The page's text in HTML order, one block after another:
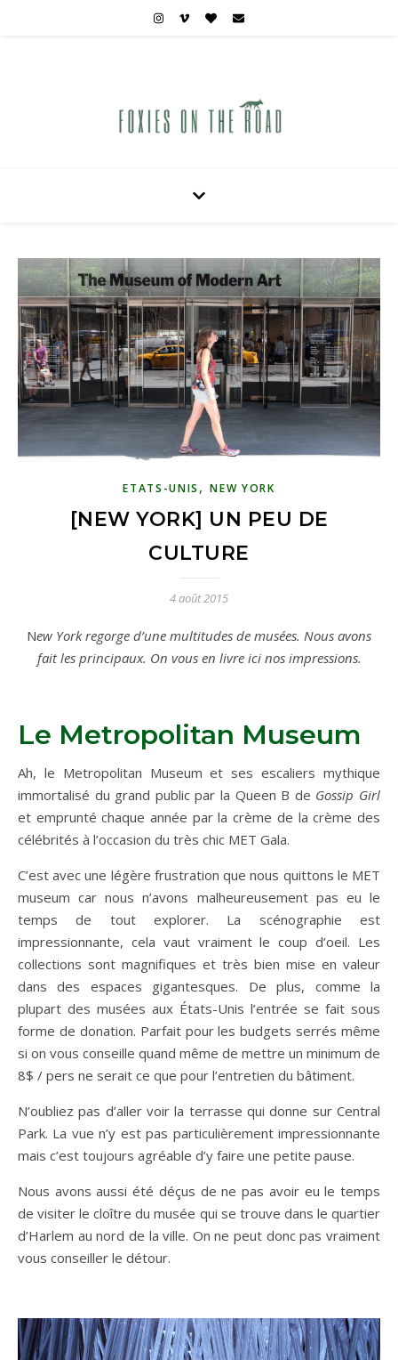
ETATS-UNIS ,NEW YORK
[NEW YORK] UN PEU DE
CULTURE
4 août 2015
New York regorge d’une multitudes de musées. Nous avons
fait les principaux. On vous en livre ici nos impressions.
Le Metropolitan Museum
Ah, le Metropolitan Museum et ses escaliers mythique
immortalisé du grand public par la Queen B de Gossip Girl
et emprunté chaque année par la crème de la crème des
célébrités à l’occasion du très chic MET Gala.
C’est avec une légère frustration que nous quittons le MET
museum car nous n’avons malheureusement pas eu le
temps de tout explorer. La scénographie est
impressionnante, cela vaut vraiment le coup d’oeil. Les
collections sont magnifiques et très bien mise en valeur
dans des espaces gigantesques. De plus, comme la
plupart des musées aux États-Unis l’entrée se fait sous
forme de donation. Parfait pour les budgets serrés même
si on vous conseille quand même de mettre un minimum de
8$ / pers ne serait ce que pour l’entretien du bâtiment.
N’oubliez pas d’aller voir la terrasse qui donne sur Central
Park. La vue n’y est pas particulièrement impressionnante
mais c’est toujours agréable d’y faire une petite pause.
Nous avons aussi été déçus de ne pas avoir eu le temps
de visiter le cloître du musée qui se trouve dans le quartier
d’Harlem au nord de la ville. On ne peut donc pas vraiment
vous conseiller le détour.